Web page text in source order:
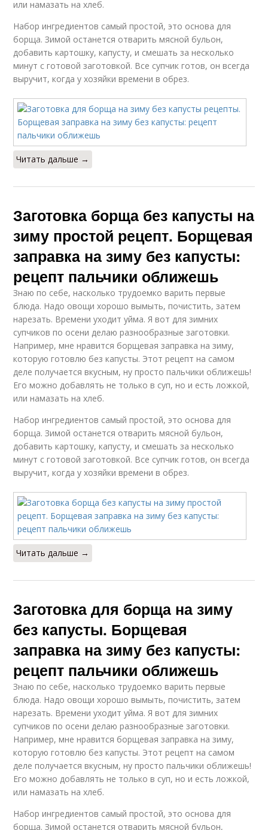
или намазать на хлеб.
Набор ингредиентов самый простой, это основа для
борща. Зимой останется отварить мясной бульон,
добавить картошку, капусту, и смешать за несколько
минут с готовой заготовкой. Все супчик готов, он всегда
выручит, когда у хозяйки времени в обрез.
Читать дальше →
Заготовка борща без капусты на
зиму простой рецепт. Борщевая
заправка на зиму без капусты:
рецепт пальчики оближешь
Знаю по себе, насколько трудоемко варить первые
блюда. Надо овощи хорошо вымыть, почистить, затем
нарезать. Времени уходит уйма. Я вот для зимних
супчиков по осени делаю разнообразные заготовки.
Например, мне нравится борщевая заправка на зиму,
которую готовлю без капусты. Этот рецепт на самом
деле получается вкусным, ну просто пальчики оближешь!
Его можно добавлять не только в суп, но и есть ложкой,
или намазать на хлеб.
Набор ингредиентов самый простой, это основа для
борща. Зимой останется отварить мясной бульон,
добавить картошку, капусту, и смешать за несколько
минут с готовой заготовкой. Все супчик готов, он всегда
выручит, когда у хозяйки времени в обрез.
Читать дальше →
Заготовка для борща на зиму
без капусты. Борщевая
заправка на зиму без капусты:
рецепт пальчики оближешь
Знаю по себе, насколько трудоемко варить первые
блюда. Надо овощи хорошо вымыть, почистить, затем
нарезать. Времени уходит уйма. Я вот для зимних
супчиков по осени делаю разнообразные заготовки.
Например, мне нравится борщевая заправка на зиму,
которую готовлю без капусты. Этот рецепт на самом
деле получается вкусным, ну просто пальчики оближешь!
Его можно добавлять не только в суп, но и есть ложкой,
или намазать на хлеб.
Набор ингредиентов самый простой, это основа для
борща. Зимой останется отварить мясной бульон,